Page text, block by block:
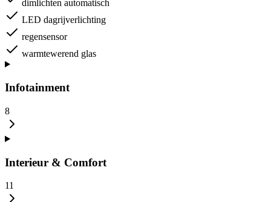
dimlichten automatisch
LED dagrijverlichting
regensensor
warmtewerend glas
Infotainment
8
Interieur & Comfort
11